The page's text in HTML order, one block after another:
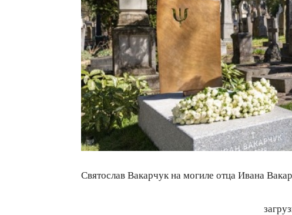
Святослав Вакарчук на могиле отца Ивана